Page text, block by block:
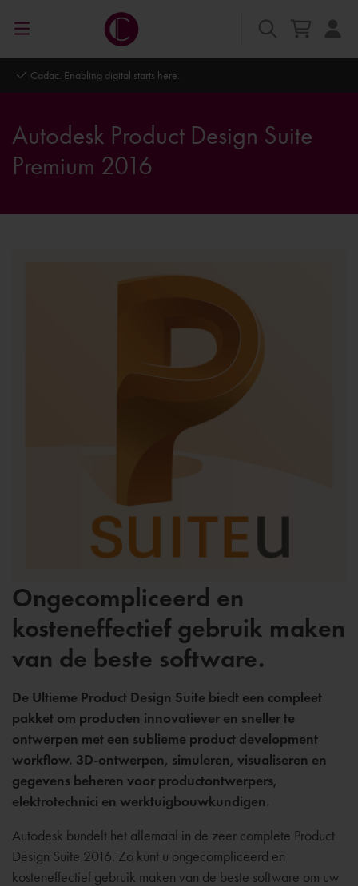
digital starts here.
Autodesk Product Design Suite
Premium 2016
Ongecompliceerd en
kosteneffectief gebruik maken
van de beste software.
De Ultieme Product Design Suite biedt een compleet
pakket om producten innovatiever en sneller te
ontwerpen met een sublieme product development
workflow. 3D-ontwerpen, simuleren, visualiseren en
gegevens beheren voor productontwerpers,
elektrotechnici en werktuigbouwkundigen.
Autodesk bundelt het allemaal in de zeer complete Product
Design Suite 2016. Zo kunt u ongecompliceerd en
kosteneffectief gebruik maken van de beste software om uw